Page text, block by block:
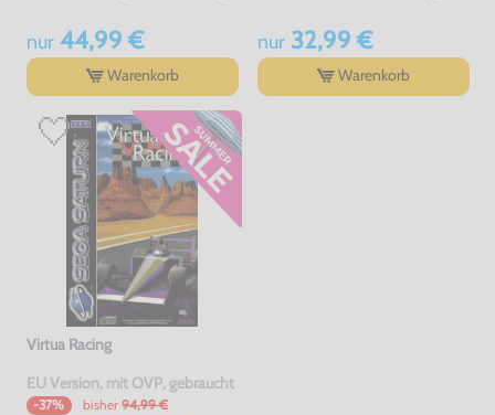
nur44,99 €
Warenkorb
nur32,99 €
Warenkorb
Virtua Racing
EU Version, mit OVP, gebraucht
-37% bisher 94,99 €